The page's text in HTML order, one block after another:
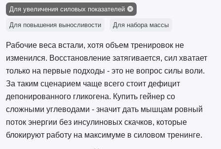
Для увеличения силовых показателей
Для повышения выносливости Для набора массы
Рабочие веса встали, хотя объем тренировок не
изменился. Восстановление затягивается, сил хватает
только на первые подходы - это не вопрос силы воли.
За таким сценарием чаще всего стоит дефицит
депонированного гликогена. Купить гейнер со
сложными углеводами - значит дать мышцам ровный
поток энергии без инсулиновых скачков, которые
блокируют работу на максимуме в силовом тренинге.